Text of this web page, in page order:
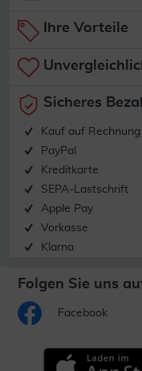
Ihre Vorteile
Sicheres
Kauf auf Rechnung
PayPal
Kreditkarte
SEPA-Lastschrift
Apple Pay
Vorkasse
Klarna
Folgen Sie uns
Facebook